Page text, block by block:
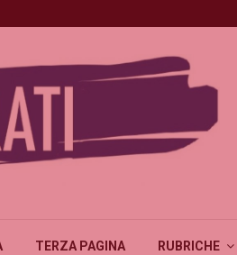
TERZA PAGINA RUBRICHE